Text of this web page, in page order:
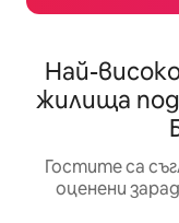
Най-
жилища
Гостите са
оценени